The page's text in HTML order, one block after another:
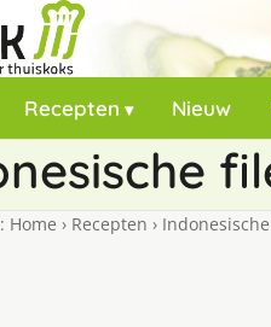
Recepten Nieuw
Home › Recepten ›